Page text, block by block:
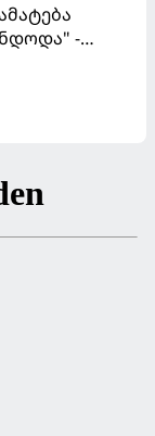
გადის
-